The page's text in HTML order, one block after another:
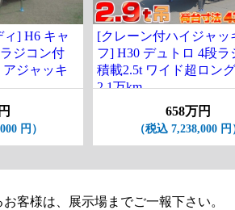
] H6 キャ
ジコン付
ジャッキ
円）
[クレーン付ハイジャッ
フ] H30 デュトロ 4段ラ
積載2.5t ワイド超ロン
2.1万km
658万円
（税込 7,238,000 円
客様は、展示場までご一報下さい。